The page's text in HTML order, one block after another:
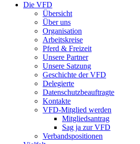
Die VFD
Übersicht
Über uns
Organisation
Arbeitskreise
Pferd & Freizeit
Unsere Partner
Unsere Satzung
Geschichte der VFD
Delegierte
Datenschutzbeauftragte
Kontakte
VFD-Mitglied werden
Mitgliedsantrag
Sag ja zur VFD
Verbandspositionen